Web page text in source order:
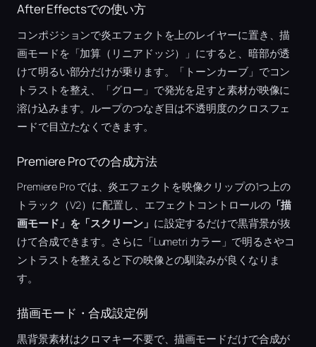
After Effectsでの使い方
コンポジションで炎エフェクトを上のレイヤーに置き、描
画モードを「加算（リニアドッジ）」にすると、暗部が透
けて明るい部分だけが乗ります。「トーンカーブ」でコン
トラストを整え、「グロー」で発光を足すと素材が映像に
溶け込みます。ループのつなぎ目は不透明度のクロスフェ
ードで目立たなくできます。
Premiere Proでの合成方法
Premiere Pro では、炎エフェクトを映像クリップの1つ上の
トラック（V2）に配置し、エフェクトコントロールの「描
画モード」を「スクリーン」 に設定するだけで黒背景が抜
けて合成できます。さらに「Lumetri カラー」で明るさやコ
ントラストを整えると下の映像との馴染みが良くなりま
す。
描画モード・合成設定例
黒背景素材はクロマキー不要で、描画モードだけで合成が